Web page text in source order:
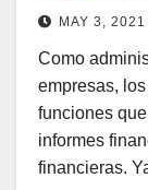
MAY 3, 2021
Como
empresas,
funciones
informes
financieras.